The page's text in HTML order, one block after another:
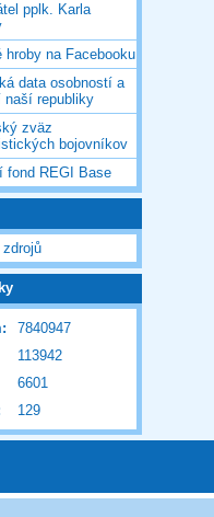
pplk. Karla
hroby na Facebooku
data osobností a
naší republiky
zväz
bojovníkov
fond REGI Base
zdrojů
129
7840947
113942
6601